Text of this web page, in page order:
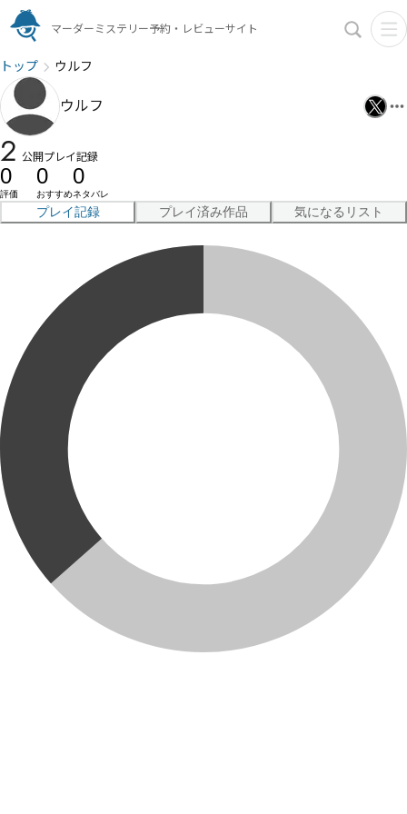
マーダーミステリー予約・レビューサイト
トップ ウルフ
ウルフ
2 公開プレイ記録
0
評価
0
おすすめ
0
ネタバレ
プレイ記録 プレイ済み作品 気になるリスト